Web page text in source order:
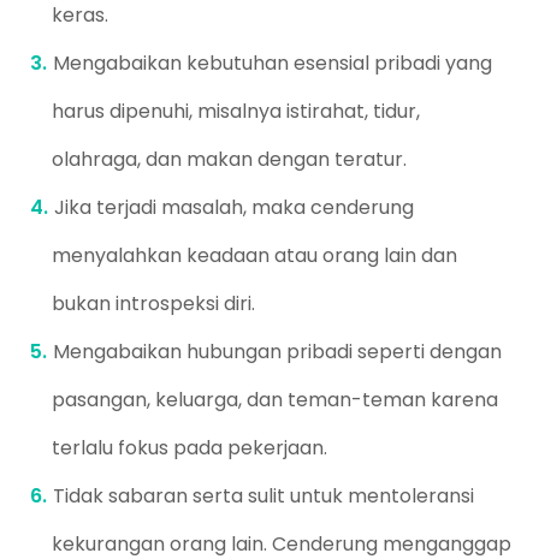
keras.
Mengabaikan kebutuhan esensial pribadi yang
harus dipenuhi, misalnya istirahat, tidur,
olahraga, dan makan dengan teratur.
Jika terjadi masalah, maka cenderung
menyalahkan keadaan atau orang lain dan
bukan introspeksi diri.
Mengabaikan hubungan pribadi seperti dengan
pasangan, keluarga, dan teman-teman karena
terlalu fokus pada pekerjaan.
Tidak sabaran serta sulit untuk mentoleransi
kekurangan orang lain. Cenderung menganggap